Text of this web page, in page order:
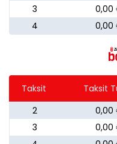
3
0,00
4
0,00
Taksit Taksit
2
0,00
3
0,00